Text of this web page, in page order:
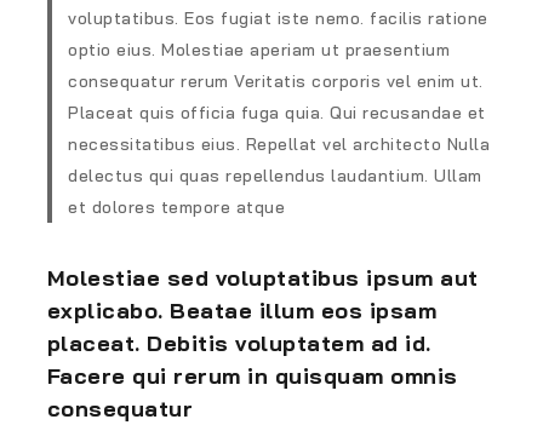
voluptatibus. Eos fugiat iste nemo. facilis ratione
optio eius. Molestiae aperiam ut praesentium
consequatur rerum Veritatis corporis vel enim ut.
Placeat quis officia fuga quia. Qui recusandae et
necessitatibus eius. Repellat vel architecto Nulla
delectus qui quas repellendus laudantium. Ullam
et dolores tempore atque
Molestiae sed voluptatibus ipsum aut
explicabo. Beatae illum eos ipsam
placeat. Debitis voluptatem ad id.
Facere qui rerum in quisquam omnis
consequatur